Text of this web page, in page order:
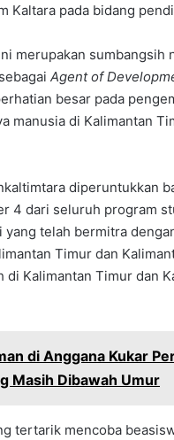
Kaltara pada bidang
merupakan sumbangsih
Agent of
besar pada
manusia di Kalimantan
diperuntukkan
4 dari seluruh program
telah bermitra
Timur dan
di Kalimantan Timur dan
di Anggana Kukar
Masih Dibawah Umur
tertarik mencoba